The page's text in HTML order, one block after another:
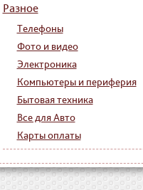
Разное
Телефоны
Фото и видео
Электроника
Компьютеры и периферия
Бытовая техника
Все для Авто
Карты оплаты